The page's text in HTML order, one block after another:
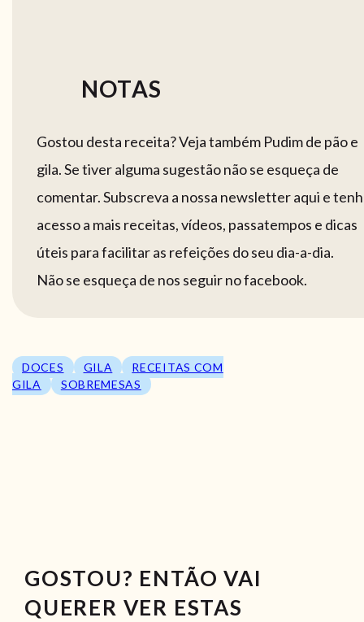
NOTAS
Gostou desta receita? Veja também Pudim de pão e
gila. Se tiver alguma sugestão não se esqueça de
comentar. Subscreva a nossa newsletter aqui e
acesso a mais receitas, vídeos, passatempos e dicas
úteis para facilitar as refeições do seu dia-a-dia.
Não se esqueça de nos seguir no facebook.
DOCES GILA
RECEITAS COM
GILA
SOBREMESAS
GOSTOU? ENTÃO VAI
QUERER VER ESTAS